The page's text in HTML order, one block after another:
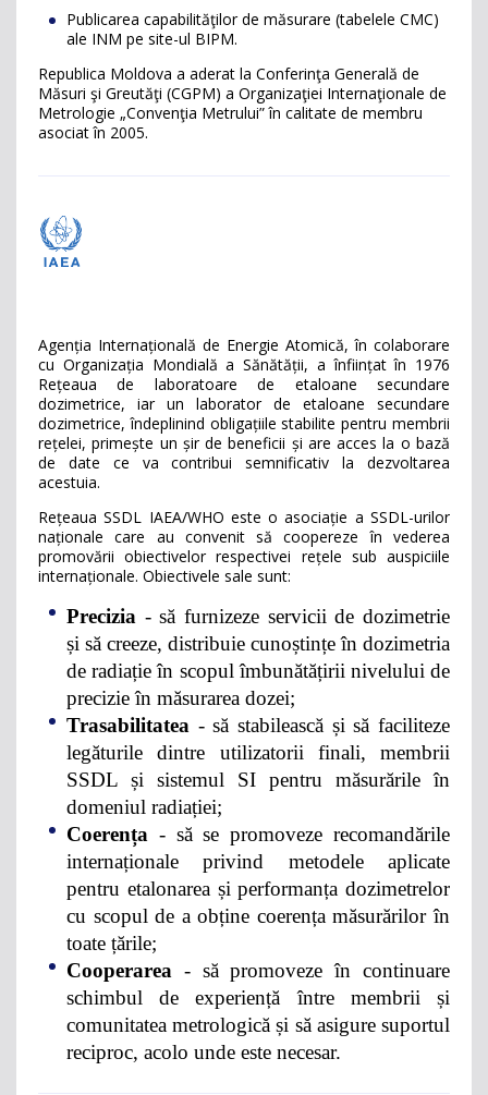
Publicarea capabilităţilor de măsurare (tabelele CMC)
ale INM pe site-ul BIPM.
Republica Moldova a aderat la Conferinţa Generală de
Măsuri şi Greutăţi (CGPM) a Organizaţiei Internaţionale de
Metrologie „Convenţia Metrului” în calitate de membru
asociat în 2005.
Agenția Internațională de Energie Atomică, în colaborare
cu Organizația Mondială a Sănătății, a înființat în 1976
Rețeaua de laboratoare de etaloane secundare
dozimetrice, iar un laborator de etaloane secundare
dozimetrice, îndeplinind obligațiile stabilite pentru membrii
rețelei, primește un șir de beneficii și are acces la o bază
de date ce va contribui semnificativ la dezvoltarea
acestuia.
Rețeaua SSDL IAEA/WHO este o asociație a SSDL-urilor
naționale care au convenit să coopereze în vederea
promovării obiectivelor respectivei rețele sub auspiciile
internaționale. Obiectivele sale sunt:
Precizia - să furnizeze servicii de dozimetrie
și să creeze, distribuie cunoștințe în dozimetria
de radiație în scopul îmbunătățirii nivelului de
precizie în măsurarea dozei;
Trasabilitatea - să stabilească și să faciliteze
legăturile dintre utilizatorii finali, membrii
SSDL și sistemul SI pentru măsurările în
domeniul radiației;
Coerența - să se promoveze recomandările
internaționale privind metodele aplicate
pentru etalonarea și performanța dozimetrelor
cu scopul de a obține coerența măsurărilor în
toate țările;
Cooperarea - să promoveze în continuare
schimbul de experiență între membrii și
comunitatea metrologică și să asigure suportul
reciproc, acolo unde este necesar.